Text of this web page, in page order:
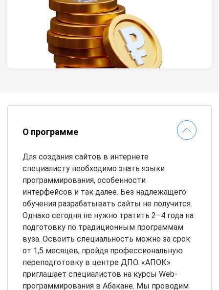
О программе
Для создания сайтов в интернете
специалисту необходимо знать языки
программирования, особенности
интерфейсов и так далее. Без надлежащего
обучения разрабатывать сайты не получится.
Однако сегодня не нужно тратить 2–4 года на
подготовку по традиционным программам
вуза. Освоить специальность можно за срок
от 1,5 месяцев, пройдя профессиональную
переподготовку в центре ДПО. «АПОК»
приглашает специалистов на курсы Web-
программирования в Абакане. Мы проводим